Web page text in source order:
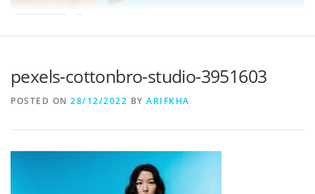
pexels-cottonbro-studio-3951603
POSTED ON 28/12/2022 BY ARIFKHA